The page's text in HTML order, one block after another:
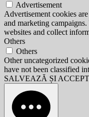
Advertisement
Advertisement cookies
and marketing
websites and collect
Others
Others
Other uncategorized
have not been classified
SALVEAZĂ ȘI